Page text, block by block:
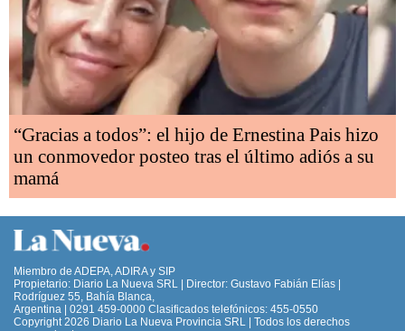
“Gracias a todos”: el hijo de Ernestina Pais hizo
un conmovedor posteo tras el último adiós a su
mamá
Miembro de ADEPA, ADIRA y SIP
Propietario: Diario La Nueva SRL | Director: Gustavo Fabián Elías |
Rodríguez 55, Bahía Blanca,
Argentina | 0291 459-0000 Clasificados telefónicos: 455-0550
Copyright 2026 Diario La Nueva Provincia SRL | Todos los derechos